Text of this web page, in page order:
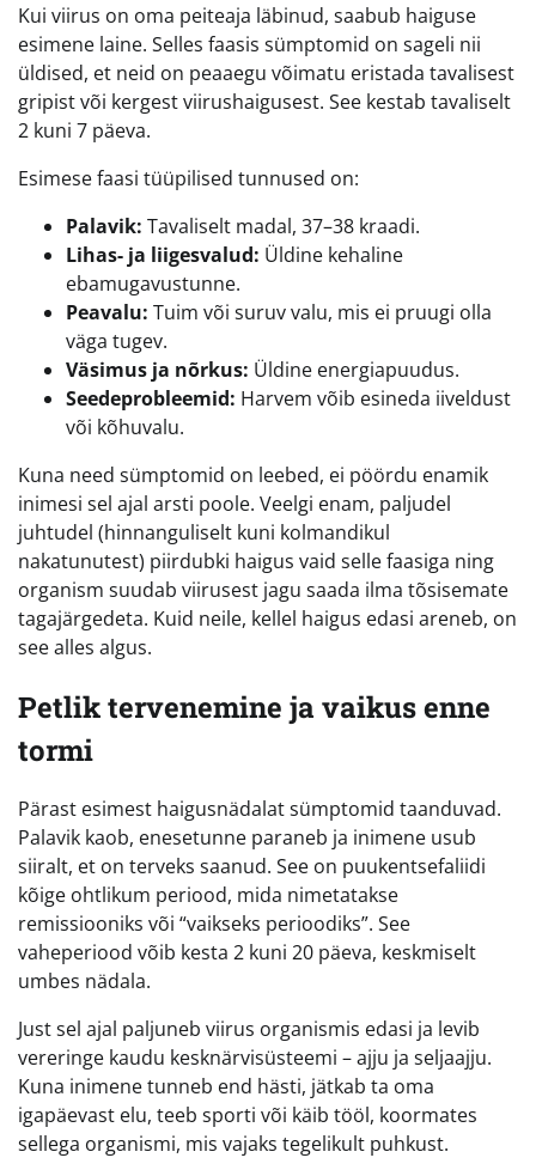
Kui viirus on oma peiteaja läbinud, saabub haiguse
esimene laine. Selles faasis sümptomid on sageli nii
üldised, et neid on peaaegu võimatu eristada tavalisest
gripist või kergest viirushaigusest. See kestab tavaliselt
2 kuni 7 päeva.
Esimese faasi tüüpilised tunnused on:
Palavik: Tavaliselt madal, 37–38 kraadi.
Lihas- ja liigesvalud: Üldine kehaline
ebamugavustunne.
Peavalu: Tuim või suruv valu, mis ei pruugi olla
väga tugev.
Väsimus ja nõrkus: Üldine energiapuudus.
Seedeprobleemid: Harvem võib esineda iiveldust
või kõhuvalu.
Kuna need sümptomid on leebed, ei pöördu enamik
inimesi sel ajal arsti poole. Veelgi enam, paljudel
juhtudel (hinnanguliselt kuni kolmandikul
nakatunutest) piirdubki haigus vaid selle faasiga ning
organism suudab viirusest jagu saada ilma tõsisemate
tagajärgedeta. Kuid neile, kellel haigus edasi areneb, on
see alles algus.
Petlik tervenemine ja vaikus enne
tormi
Pärast esimest haigusnädalat sümptomid taanduvad.
Palavik kaob, enesetunne paraneb ja inimene usub
siiralt, et on terveks saanud. See on puukentsefaliidi
kõige ohtlikum periood, mida nimetatakse
remissiooniks või “vaikseks perioodiks”. See
vaheperiood võib kesta 2 kuni 20 päeva, keskmiselt
umbes nädala.
Just sel ajal paljuneb viirus organismis edasi ja levib
vereringe kaudu kesknärvisüsteemi – ajju ja seljaajju.
Kuna inimene tunneb end hästi, jätkab ta oma
igapäevast elu, teeb sporti või käib tööl, koormates
sellega organismi, mis vajaks tegelikult puhkust.